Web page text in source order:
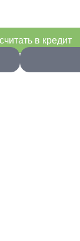
в кредит